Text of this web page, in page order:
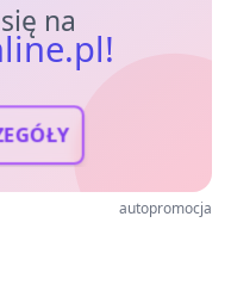
na
autopromocja